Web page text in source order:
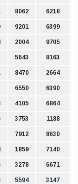
8062 6218
9201 6399
2004 9705
5643 8163
8470 2664
6550 6390
4105 6864
3753 1188
7912 8630
1859 7140
3278 6671
5594 3147